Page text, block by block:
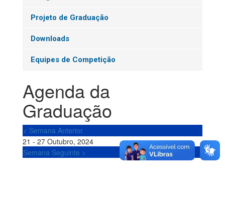
Projeto de Graduação
Downloads
Equipes de Competição
Agenda da
Graduação
< Semana Anterior
21 - 27 Outubro, 2024
Semana Seguinte >